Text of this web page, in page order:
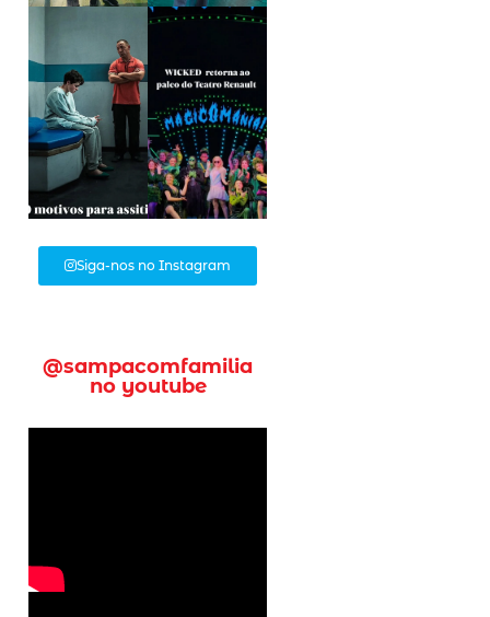
Siga-nos no Instagram
@sampacomfamilia
no youtube